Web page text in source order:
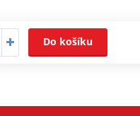
Do košíku